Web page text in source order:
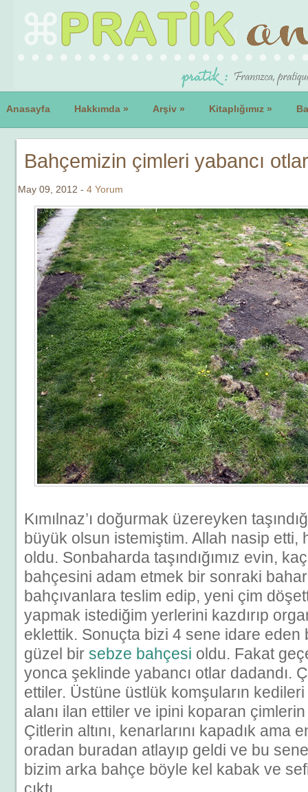
Anasayfa Hakkımda » Arşiv » Kitaplığımız »
Bahçemizin çimleri yabancı
May 09, 2012 - 4 Yorum
Kımılnaz’ı doğurmak üzereyken
büyük olsun istemiştim. Allah nasip etti,
oldu. Sonbaharda taşındığımız evin,
bahçesini adam etmek bir sonraki
bahçıvanlara teslim edip, yeni çim
yapmak istediğim yerlerini kazdırıp
eklettik. Sonuçta bizi 4 sene idare eden
güzel bir sebze bahçesi oldu. Fakat
yonca şeklinde yabancı otlar dadandı.
ettiler. Üstüne üstlük komşuların
alanı ilan ettiler ve ipini koparan
Çitlerin altını, kenarlarını kapadık ama
oradan buradan atlayıp geldi ve bu
bizim arka bahçe böyle kel kabak ve